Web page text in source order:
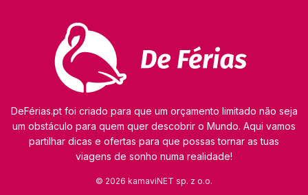
DeFérias.pt foi criado para que um orçamento limitado não seja
um obstáculo para quem quer descobrir o Mundo. Aqui vamos
partilhar dicas e ofertas para que possas tornar as tuas
viagens de sonho numa realidade!
© 2026 kamaviNET sp. z o.o.